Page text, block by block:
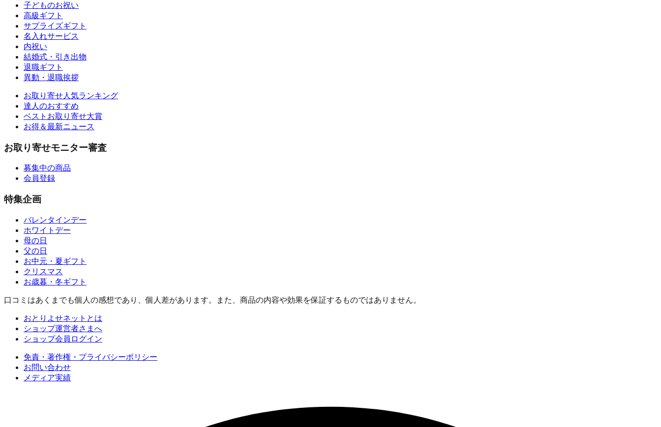
子どものお祝い
高級ギフト
サプライズギフト
名入れサービス
内祝い
結婚式・引き出物
退職ギフト
異動・退職挨拶
お取り寄せ人気ランキング
達人のおすすめ
ベストお取り寄せ大賞
お得＆最新ニュース
お取り寄せモニター審査
募集中の商品
会員登録
特集企画
バレンタインデー
ホワイトデー
母の日
父の日
お中元・夏ギフト
クリスマス
お歳暮・冬ギフト
口コミはあくまでも個人の感想であり、個人差があります。また、商品の内容や効果を保証するものではありません。
おとりよせネットとは
ショップ運営者さまへ
ショップ会員ログイン
免責・著作権・プライバシーポリシー
お問い合わせ
メディア実績